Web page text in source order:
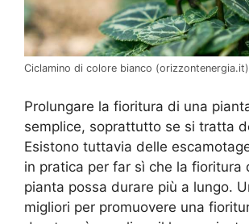
Ciclamino di colore bianco (orizzontenergia.it)
Prolungare la fioritura di una
semplice, soprattutto se si tratta
Esistono tuttavia delle
in pratica per far sì che la fioritura
pianta possa durare più a lungo.
migliori per promuovere una